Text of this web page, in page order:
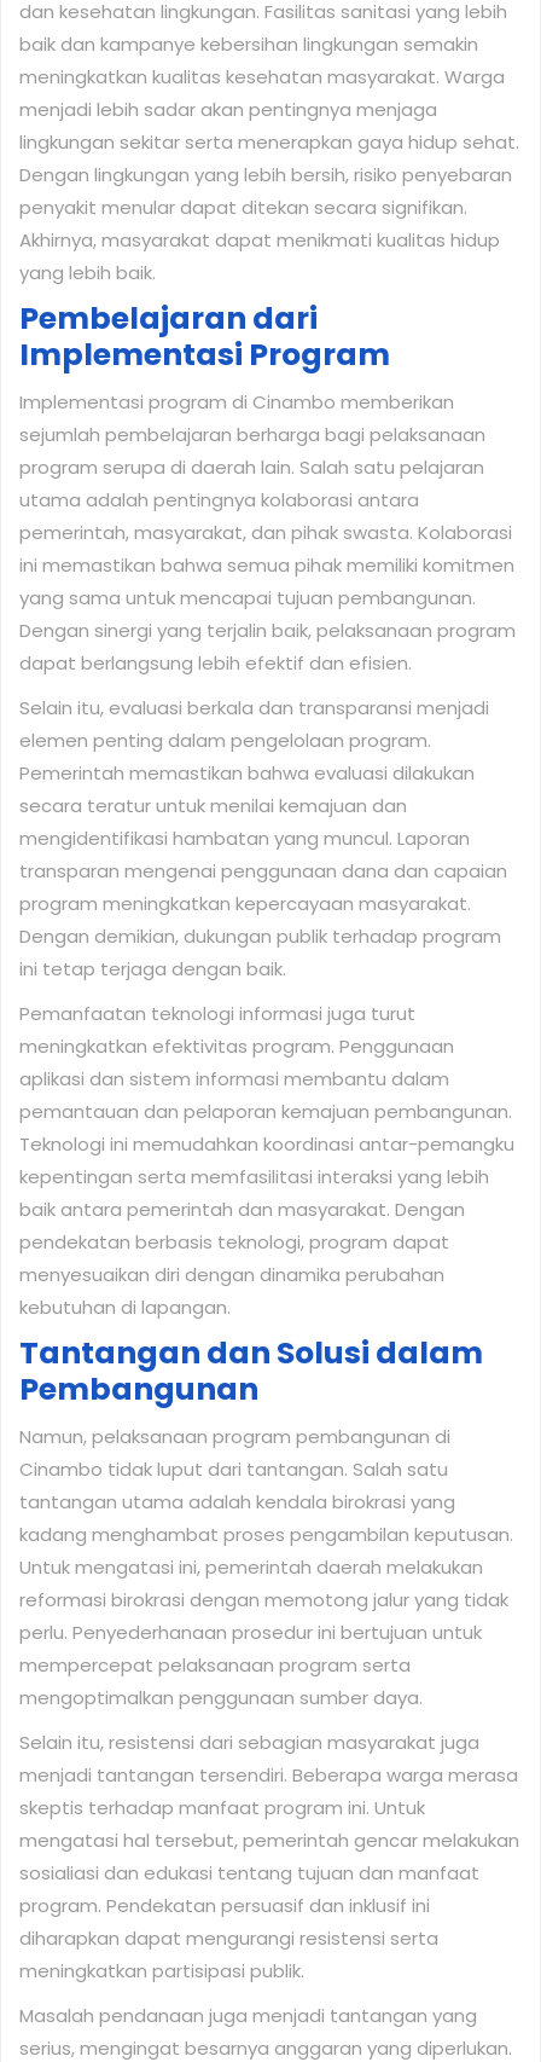
dan kesehatan lingkungan. Fasilitas sanitasi yang lebih
baik dan kampanye kebersihan lingkungan semakin
meningkatkan kualitas kesehatan masyarakat. Warga
menjadi lebih sadar akan pentingnya menjaga
lingkungan sekitar serta menerapkan gaya hidup sehat.
Dengan lingkungan yang lebih bersih, risiko penyebaran
penyakit menular dapat ditekan secara signifikan.
Akhirnya, masyarakat dapat menikmati kualitas hidup
yang lebih baik.
Pembelajaran dari
Implementasi Program
Implementasi program di Cinambo memberikan
sejumlah pembelajaran berharga bagi pelaksanaan
program serupa di daerah lain. Salah satu pelajaran
utama adalah pentingnya kolaborasi antara
pemerintah, masyarakat, dan pihak swasta. Kolaborasi
ini memastikan bahwa semua pihak memiliki komitmen
yang sama untuk mencapai tujuan pembangunan.
Dengan sinergi yang terjalin baik, pelaksanaan program
dapat berlangsung lebih efektif dan efisien.
Selain itu, evaluasi berkala dan transparansi menjadi
elemen penting dalam pengelolaan program.
Pemerintah memastikan bahwa evaluasi dilakukan
secara teratur untuk menilai kemajuan dan
mengidentifikasi hambatan yang muncul. Laporan
transparan mengenai penggunaan dana dan capaian
program meningkatkan kepercayaan masyarakat.
Dengan demikian, dukungan publik terhadap program
ini tetap terjaga dengan baik.
Pemanfaatan teknologi informasi juga turut
meningkatkan efektivitas program. Penggunaan
aplikasi dan sistem informasi membantu dalam
pemantauan dan pelaporan kemajuan pembangunan.
Teknologi ini memudahkan koordinasi antar-pemangku
kepentingan serta memfasilitasi interaksi yang lebih
baik antara pemerintah dan masyarakat. Dengan
pendekatan berbasis teknologi, program dapat
menyesuaikan diri dengan dinamika perubahan
kebutuhan di lapangan.
Tantangan dan Solusi dalam
Pembangunan
Namun, pelaksanaan program pembangunan di
Cinambo tidak luput dari tantangan. Salah satu
tantangan utama adalah kendala birokrasi yang
kadang menghambat proses pengambilan keputusan.
Untuk mengatasi ini, pemerintah daerah melakukan
reformasi birokrasi dengan memotong jalur yang tidak
perlu. Penyederhanaan prosedur ini bertujuan untuk
mempercepat pelaksanaan program serta
mengoptimalkan penggunaan sumber daya.
Selain itu, resistensi dari sebagian masyarakat juga
menjadi tantangan tersendiri. Beberapa warga merasa
skeptis terhadap manfaat program ini. Untuk
mengatasi hal tersebut, pemerintah gencar melakukan
sosialiasi dan edukasi tentang tujuan dan manfaat
program. Pendekatan persuasif dan inklusif ini
diharapkan dapat mengurangi resistensi serta
meningkatkan partisipasi publik.
Masalah pendanaan juga menjadi tantangan yang
serius, mengingat besarnya anggaran yang diperlukan.